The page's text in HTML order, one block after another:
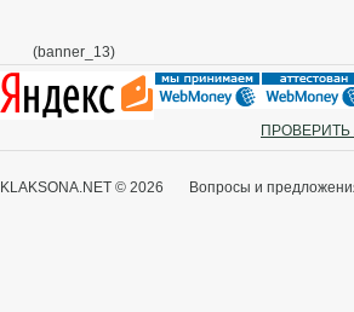
(banner_13)
ПРОВЕРИТЬ
KLAKSONA.NET © 2026 Вопросы и